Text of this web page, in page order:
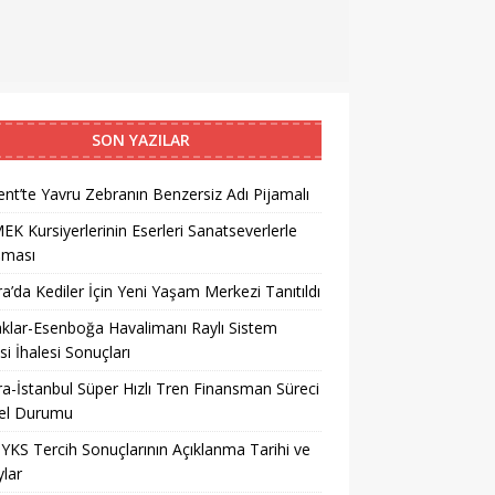
SON YAZILAR
Yavru Zebranın Benzersiz Adı Pijamalı
Kursiyerlerinin Eserleri Sanatseverlerle
Kediler İçin Yeni Yaşam Merkezi Tanıtıldı
Esenboğa Havalimanı Raylı Sistem
İhalesi Sonuçları
İstanbul Süper Hızlı Tren Finansman Süreci
Durumu
Tercih Sonuçlarının Açıklanma Tarihi ve